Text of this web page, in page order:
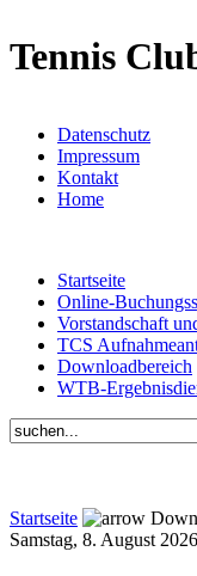
Tennis
Datenschutz
Impressum
Kontakt
Home
Startseite
Online-
Vorstandschaft
TCS
Downloadbereich
WTB-
Startseite
Samstag, 8. August 2026